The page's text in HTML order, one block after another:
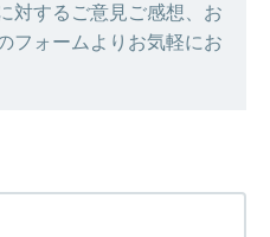
対するご意見ご感想、お
フォームよりお気軽にお